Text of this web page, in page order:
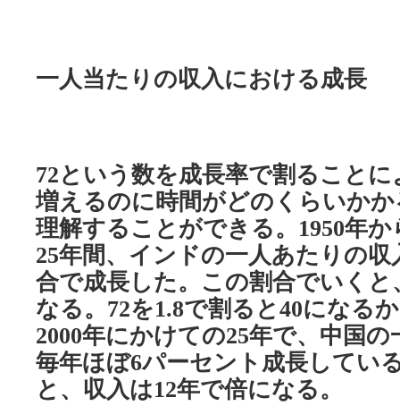
一人当たりの収入における成長
72という数を成長率で割ること
増えるのに時間がどのくらいか
理解することができる。 1950年か
25年間、インドの一人あたりの収
合で成長した。この割合でいくと
なる。 72を1.8で割ると40になる
2000年にかけての25年で、中国
毎年ほぼ6パーセント成長してい
と、収入は12年で倍になる。